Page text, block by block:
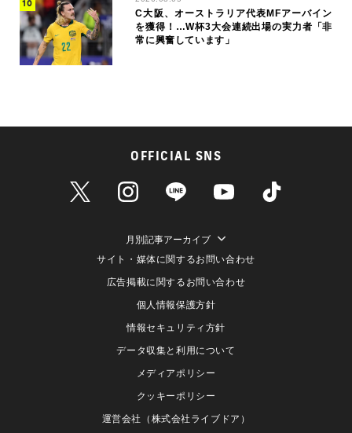
C大阪、オーストラリア代表MFアーバイン
を獲得！…W杯3大会連続出場の実力者「非
常に興奮しています」
OFFICIAL SNS
月別記事アーカイブ
サイト・媒体に関するお問い合わせ
広告掲載に関するお問い合わせ
個人情報保護方針
情報セキュリティ方針
データ収集と利用について
メディアポリシー
クッキーポリシー
運営会社（株式会社ライブドア）